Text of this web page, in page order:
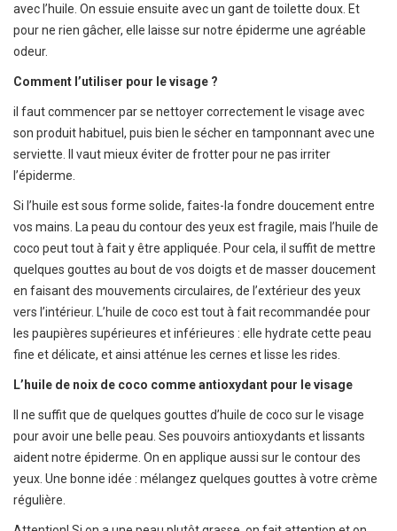
avec l’huile. On essuie ensuite avec un gant de toilette doux. Et
pour ne rien gâcher, elle laisse sur notre épiderme une agréable
odeur.
Comment l’utiliser pour le visage ?
il faut commencer par se nettoyer correctement le visage avec
son produit habituel, puis bien le sécher en tamponnant avec une
serviette. Il vaut mieux éviter de frotter pour ne pas irriter
l’épiderme.
Si l’huile est sous forme solide, faites-la fondre doucement entre
vos mains. La peau du contour des yeux est fragile, mais l’huile de
coco peut tout à fait y être appliquée. Pour cela, il suffit de mettre
quelques gouttes au bout de vos doigts et de masser doucement
en faisant des mouvements circulaires, de l’extérieur des yeux
vers l’intérieur. L’huile de coco est tout à fait recommandée pour
les paupières supérieures et inférieures : elle hydrate cette peau
fine et délicate, et ainsi atténue les cernes et lisse les rides.
L’huile de noix de coco comme antioxydant pour le visage
Il ne suffit que de quelques gouttes d’huile de coco sur le visage
pour avoir une belle peau. Ses pouvoirs antioxydants et lissants
aident notre épiderme. On en applique aussi sur le contour des
yeux. Une bonne idée : mélangez quelques gouttes à votre crème
régulière.